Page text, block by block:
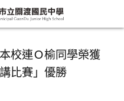
本校連Ｏ榆同學榮獲
比賽」優勝